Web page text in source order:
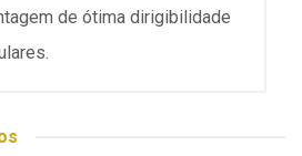
de ótima dirigibilidade